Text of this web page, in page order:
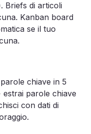
Briefs di articoli
Kanban board
se il tuo
chiave in 5
parole chiave
con dati di